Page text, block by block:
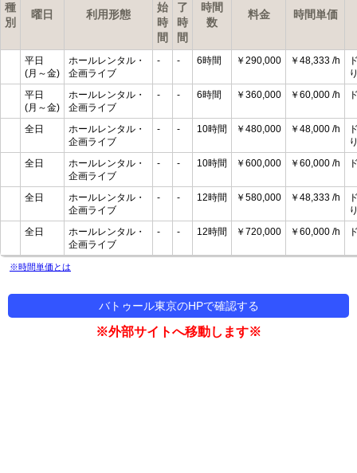
種
別
曜日 利用形態
始
時
間
了
時
間
時間
数
料金 時間単価
平日
(月～金)
ホールレンタル・
企画ライブ
- - 6時間 ￥290,000 ￥48,333 /h
平日
(月～金)
ホールレンタル・
企画ライブ
- - 6時間 ￥360,000 ￥60,000 /h
全日
ホールレンタル・
企画ライブ
- - 10時間 ￥480,000 ￥48,000 /h
全日
ホールレンタル・
企画ライブ
- - 10時間 ￥600,000 ￥60,000 /h
全日
ホールレンタル・
企画ライブ
- - 12時間 ￥580,000 ￥48,333 /h
全日
ホールレンタル・
企画ライブ
- - 12時間 ￥720,000 ￥60,000 /h
※時間単価とは
バトゥール東京のHPで確認する
※外部サイトへ移動します※